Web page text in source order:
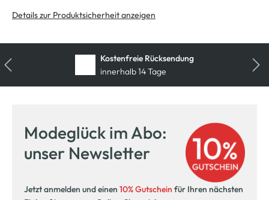
Details zur Produktsicherheit anzeigen
Kostenfreie Rücksendung
innerhalb 14 Tage
Modeglück im Abo:
unser Newsletter
Jetzt anmelden und einen 10% Gutschein für Ihren nächsten